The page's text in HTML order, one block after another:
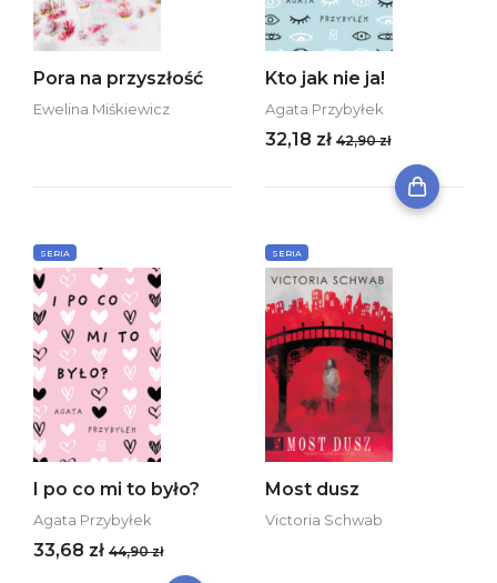
Pora na przyszłość
Ewelina Miśkiewicz
Kto jak nie ja!
Agata Przybyłek
32,18 zł 42,90 zł
SERIA
I po co mi to było?
Agata Przybyłek
33,68 zł 44,90 zł
SERIA
Most dusz
Victoria Schwab